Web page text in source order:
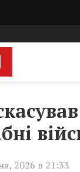
2026 в 21:33